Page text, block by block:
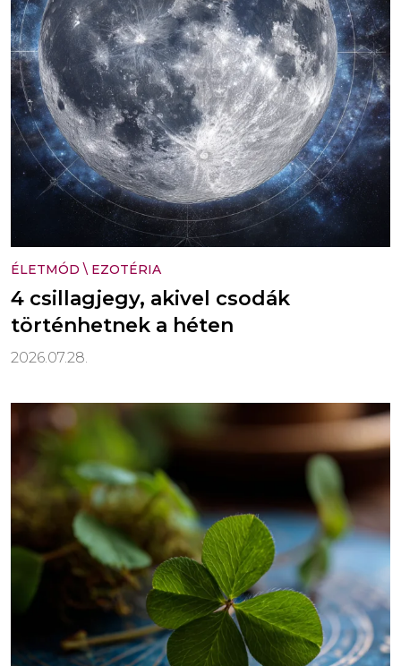
ÉLETMÓD \ EZOTÉRIA
4 csillagjegy, akivel csodák
történhetnek a héten
2026.07.28.